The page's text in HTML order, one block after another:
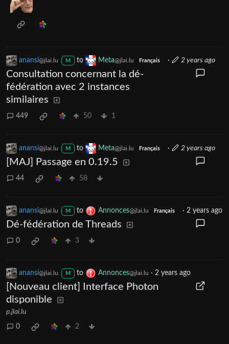
anansi@jlai.lu M to Meta@jlai.lu Français · 2 years ago
Consultation concernant la dé-
fédération avec 2 instances
similaires
449 50 1
anansi@jlai.lu M to Meta@jlai.lu Français · 2 years ago
[MAJ] Passage en 0.19.5
44 58
anansi@jlai.lu M to Annonces@jlai.lu Français · 2 years ago
Dé-fédération de Threads
0 3
anansi@jlai.lu M to Annonces@jlai.lu · 2 years ago
[Nouveau client] Interface Photon
disponible
p.jlai.lu
0 2